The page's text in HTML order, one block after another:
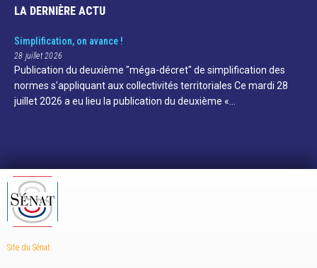
LA DERNIÈRE ACTU
Simplification, on avance !
28 juillet 2026
Publication du deuxième "méga-décret" de simplification des
normes s'appliquant aux collectivités territoriales Ce mardi 28
juillet 2026 a eu lieu la publication du deuxième «…
Site du Sénat